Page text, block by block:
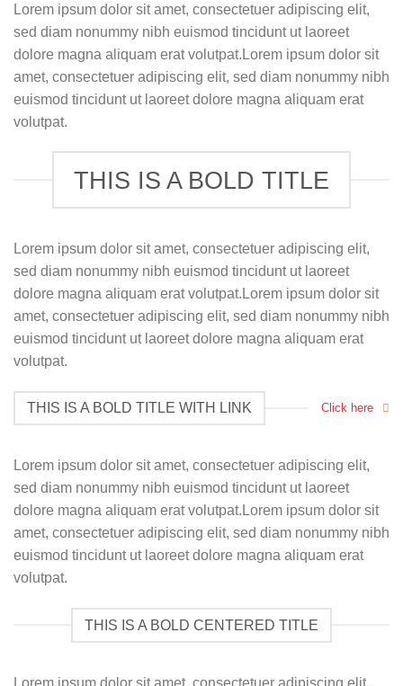
Lorem ipsum dolor sit amet, consectetuer adipiscing elit,
sed diam nonummy nibh euismod tincidunt ut laoreet
dolore magna aliquam erat volutpat.Lorem ipsum dolor sit
amet, consectetuer adipiscing elit, sed diam nonummy nibh
euismod tincidunt ut laoreet dolore magna aliquam erat
volutpat.
THIS IS A BOLD TITLE
Lorem ipsum dolor sit amet, consectetuer adipiscing elit,
sed diam nonummy nibh euismod tincidunt ut laoreet
dolore magna aliquam erat volutpat.Lorem ipsum dolor sit
amet, consectetuer adipiscing elit, sed diam nonummy nibh
euismod tincidunt ut laoreet dolore magna aliquam erat
volutpat.
THIS IS A BOLD TITLE WITH LINK Click here
Lorem ipsum dolor sit amet, consectetuer adipiscing elit,
sed diam nonummy nibh euismod tincidunt ut laoreet
dolore magna aliquam erat volutpat.Lorem ipsum dolor sit
amet, consectetuer adipiscing elit, sed diam nonummy nibh
euismod tincidunt ut laoreet dolore magna aliquam erat
volutpat.
THIS IS A BOLD CENTERED TITLE
Lorem ipsum dolor sit amet, consectetuer adipiscing elit,